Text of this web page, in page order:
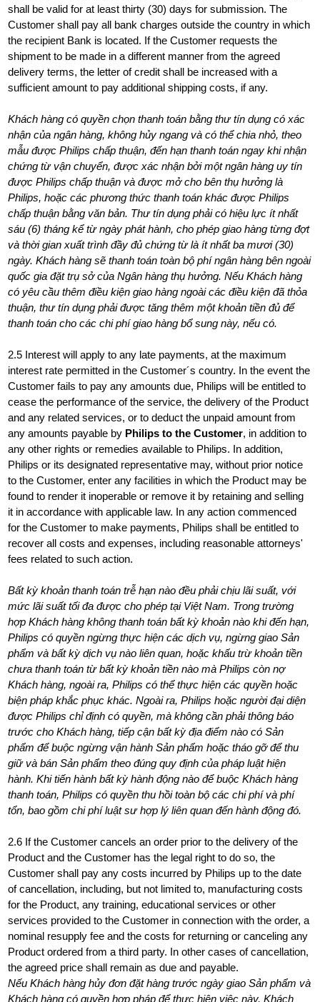
shall be valid for at least thirty (30) days for submission. The
Customer shall pay all bank charges outside the country in which
the recipient Bank is located. If the Customer requests the
shipment to be made in a different manner from the agreed
delivery terms, the letter of credit shall be increased with a
sufficient amount to pay additional shipping costs, if any.
Khách hàng có quyền chọn thanh toán bằng thư tín dụng có xác
nhận của ngân hàng, không hủy ngang và có thể chia nhỏ, theo
mẫu được Philips chấp thuận, đến hạn thanh toán ngay khi nhận
chứng từ vận chuyển, được xác nhận bởi một ngân hàng uy tín
được Philips chấp thuận và được mở cho bên thụ hưởng là
Philips, hoặc các phương thức thanh toán khác được Philips
chấp thuận bằng văn bản. Thư tín dụng phải có hiệu lực ít nhất
sáu (6) tháng kể từ ngày phát hành, cho phép giao hàng từng đợt
và thời gian xuất trình đầy đủ chứng từ là ít nhất ba mươi (30)
ngày. Khách hàng sẽ thanh toán toàn bộ phí ngân hàng bên ngoài
quốc gia đặt trụ sở của Ngân hàng thụ hưởng. Nếu Khách hàng
có yêu cầu thêm điều kiện giao hàng ngoài các điều kiện đã thỏa
thuận, thư tín dụng phải được tăng thêm một khoản tiền đủ để
thanh toán cho các chi phí giao hàng bổ sung này, nếu có.
2.5 Interest will apply to any late payments, at the maximum
interest rate permitted in the Customer´s country. In the event the
Customer fails to pay any amounts due, Philips will be entitled to
cease the performance of the service, the delivery of the Product
and any related services, or to deduct the unpaid amount from
any amounts payable by Philips to the Customer, in addition to
any other rights or remedies available to Philips. In addition,
Philips or its designated representative may, without prior notice
to the Customer, enter any facilities in which the Product may be
found to render it inoperable or remove it by retaining and selling
it in accordance with applicable law. In any action commenced
for the Customer to make payments, Philips shall be entitled to
recover all costs and expenses, including reasonable attorneys'
fees related to such action.
Bất kỳ khoản thanh toán trễ hạn nào đều phải chịu lãi suất, với
mức lãi suất tối đa được cho phép tại Việt Nam. Trong trường
hợp Khách hàng không thanh toán bất kỳ khoản nào khi đến hạn,
Philips có quyền ngừng thực hiện các dịch vụ, ngừng giao Sản
phẩm và bất kỳ dịch vụ nào liên quan, hoặc khấu trừ khoản tiền
chưa thanh toán từ bất kỳ khoản tiền nào mà Philips còn nợ
Khách hàng, ngoài ra, Philips có thể thực hiện các quyền hoặc
biện pháp khắc phục khác. Ngoài ra, Philips hoặc người đại diện
được Philips chỉ định có quyền, mà không cần phải thông báo
trước cho Khách hàng, tiếp cận bất kỳ địa điểm nào có Sản
phẩm để buộc ngừng vận hành Sản phẩm hoặc tháo gỡ để thu
giữ và bán Sản phẩm theo đúng quy định của pháp luật hiện
hành. Khi tiến hành bất kỳ hành động nào để buộc Khách hàng
thanh toán, Philips có quyền thu hồi toàn bộ các chi phí và phí
tổn, bao gồm chi phí luật sư hợp lý liên quan đến hành động đó.
2.6 If the Customer cancels an order prior to the delivery of the
Product and the Customer has the legal right to do so, the
Customer shall pay any costs incurred by Philips up to the date
of cancellation, including, but not limited to, manufacturing costs
for the Product, any training, educational services or other
services provided to the Customer in connection with the order, a
nominal resupply fee and the costs for returning or canceling any
Product ordered from a third party. In other cases of cancellation,
the agreed price shall remain as due and payable.
Nếu Khách hàng hủy đơn đặt hàng trước ngày giao Sản phẩm và
Khách hàng có quyền hợp pháp để thực hiện việc này, Khách